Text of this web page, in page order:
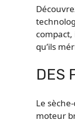
qu’ils
DES
Le
moteur